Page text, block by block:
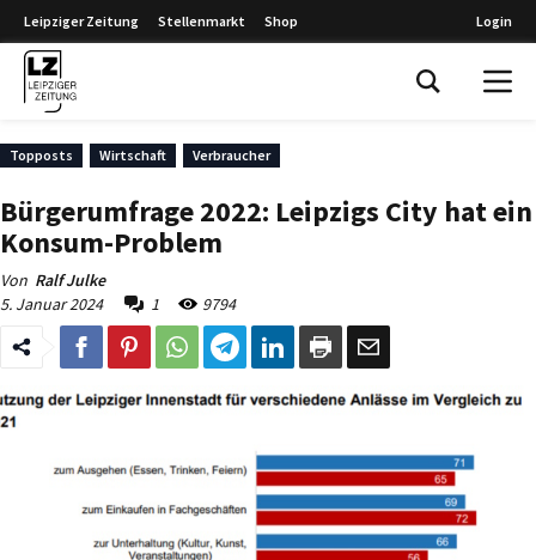
Leipziger Zeitung Stellenmarkt Shop Login
Topposts Wirtschaft Verbraucher
Bürgerumfrage 2022: Leipzigs City hat ein
Konsum-Problem
Von Ralf Julke
5. Januar 2024
1 9794